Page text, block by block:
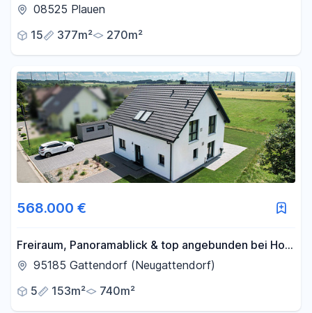
08525 Plauen
15
377m² 270m²
568.000 €
Freiraum, Panoramablick & top angebunden bei Hof:
Neuwertiges Einfamilienhaus (2021, KFW-40, A+)
95185 Gattendorf (Neugattendorf)
5
153m² 740m²